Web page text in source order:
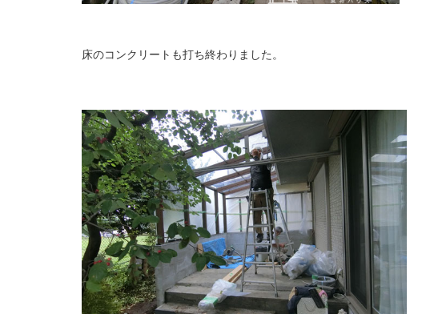
床のコンクリートも打ち終わりました。